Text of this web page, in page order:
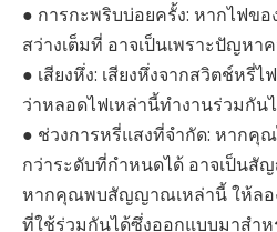
● การกะพริบบ่อยครั้ง: หากไฟข
สว่างเต็มที่ อาจเป็นเพราะปัญหา
● เสียงหึ่ง: เสียงหึ่งจากสวิตช์หรี่
ว่าหลอดไฟเหล่านี้ทำงานร่วมกัน
● ช่วงการหรี่แสงที่จำกัด: หากคุ
กว่าระดับที่กำหนดได้ อาจเป็น
หากคุณพบสัญญาณเหล่านี้ ให้ลอ
ที่ใช้ร่วมกันได้ซึ่งออกแบบมาสำห